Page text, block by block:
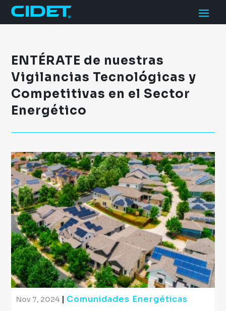
ENTÉRATE de nuestras
Vigilancias Tecnológicas y
Competitivas en el Sector
Energético
Nov 7, 2024 | Comunidades Energéticas